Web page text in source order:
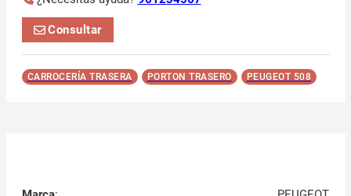
Consultar
CARROCERÍA TRASERA PORTON TRASERO PEUGEOT 508